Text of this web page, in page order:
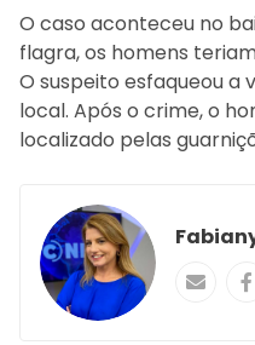
O caso aconteceu no
flagra, os homens
O suspeito esfaqueou a
local. Após o crime, o
localizado pelas